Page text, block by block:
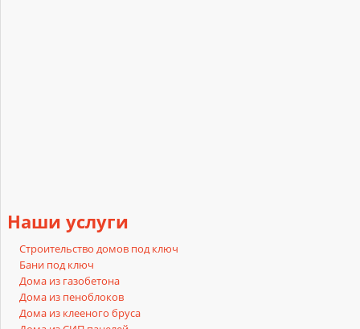
Наши услуги
Строительство домов под ключ
Бани под ключ
Дома из газобетона
Дома из пеноблоков
Дома из клееного бруса